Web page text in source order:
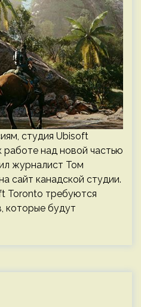
студия Ubisoft
работе над новой частью
журналист Том
сайт канадской студии.
Toronto требуются
которые будут